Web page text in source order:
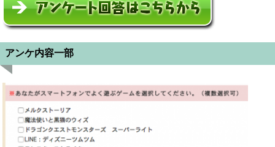
アンケ内容一部